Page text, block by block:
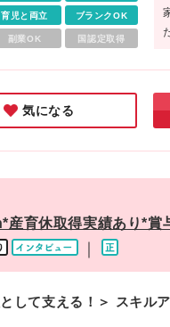
育児と両立 ブランクOK
副業OK 国認定取得
気になる
産育休取得実績あり*賞
して支える！＞ スキル